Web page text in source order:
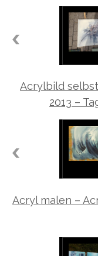
Acrylbild
2013 –
Acryl malen –